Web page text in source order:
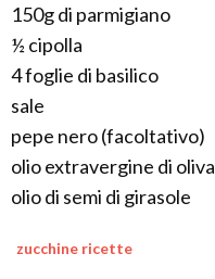
150g di parmigiano
½ cipolla
4 foglie di basilico
sale
pepe nero (facoltativo)
olio extravergine di oliva
olio di semi di girasole
zucchine ricette